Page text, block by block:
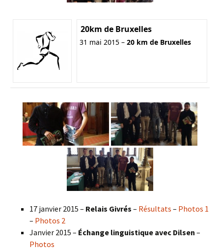
20km de Bruxelles
31 mai 2015 – 20 km de Bruxelles
17 janvier 2015 – Relais Givrés – Résultats – Photos 1
– Photos 2
Janvier 2015 – Échange linguistique avec Dilsen –
Photos